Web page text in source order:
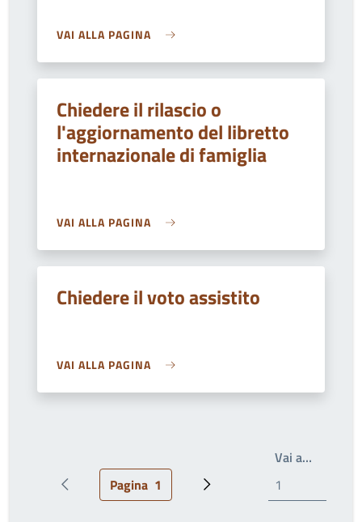
VAI ALLA PAGINA
Chiedere il rilascio o
l'aggiornamento del libretto
internazionale di famiglia
VAI ALLA PAGINA
Chiedere il voto assistito
VAI ALLA PAGINA
Pagina precedentePagina attuale
Pagina 1 Pagina successiva
Vai a…